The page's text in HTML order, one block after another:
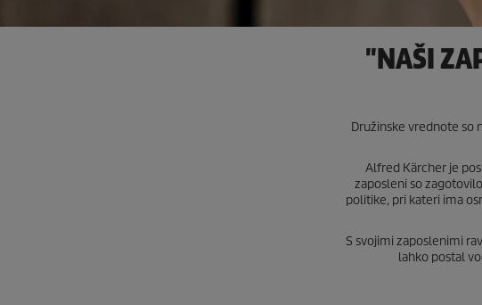
"NAŠI
Družinske vrednote so
Alfred Kärcher je
zaposleni so
politike, pri kateri ima
S svojimi zaposlenimi
lahko postal